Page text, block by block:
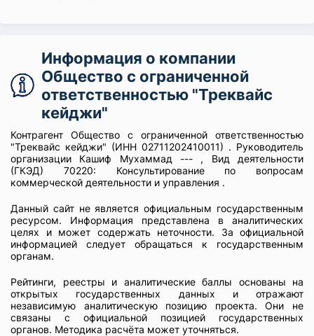
Информация о компании
Общество с ограниченной
ответственностью "Треквайс
кейджи"
Контрагент Общество с ограниченной ответственностью
"Треквайс кейджи" (ИНН 02711202410011) . Руководитель
организации Кашиф Мухаммад --- , Вид деятельности
(ГКЭД) 70220: Консультирование по вопросам
коммерческой деятельности и управления .
Данный сайт не является официальным государственным
ресурсом. Информация представлена в аналитических
целях и может содержать неточности. За официальной
информацией следует обращаться к государственным
органам.
Рейтинги, реестры и аналитические баллы основаны на
открытых государственных данных и отражают
независимую аналитическую позицию проекта. Они не
связаны с официальной позицией государственных
органов. Методика расчёта может уточняться.